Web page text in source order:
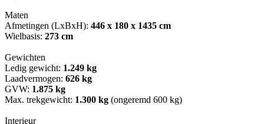
Maten
Afmetingen (LxBxH): 446 x 180 x 1435 cm
Wielbasis: 273 cm
Gewichten
Ledig gewicht: 1.249 kg
Laadvermogen: 626 kg
GVW: 1.875 kg
Max. trekgewicht: 1.300 kg (ongeremd 600 kg)
Interieur